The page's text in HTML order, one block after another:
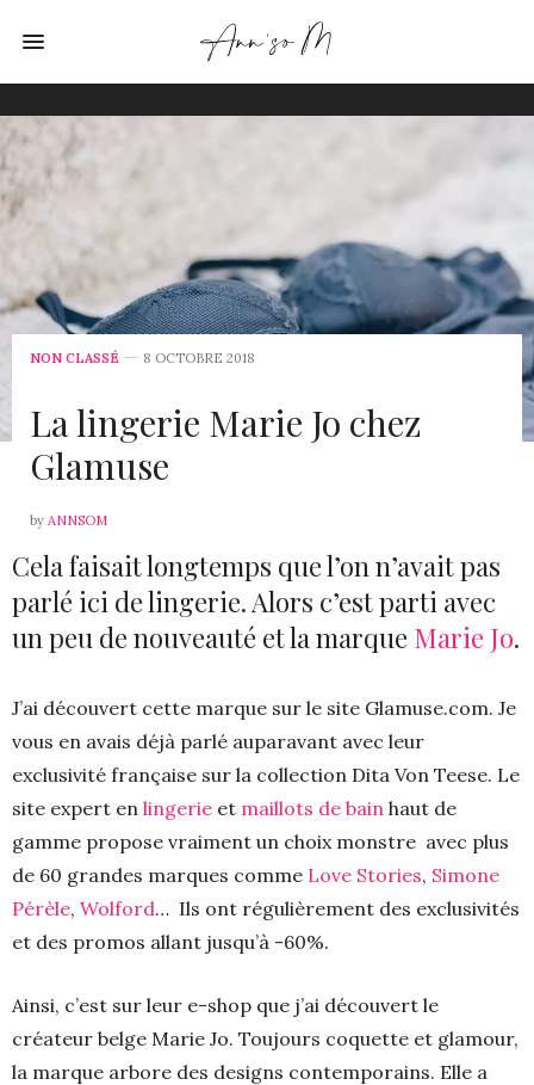
NON CLASSÉ 8 OCTOBRE 2018
La lingerie Marie Jo chez
Glamuse
by ANNSOM
Cela faisait longtemps que l’on n’avait pas
parlé ici de lingerie. Alors c’est parti avec
un peu de nouveauté et la marque Marie Jo.
J’ai découvert cette marque sur le site Glamuse.com. Je
vous en avais déjà parlé auparavant avec leur
exclusivité française sur la collection Dita Von Teese. Le
site expert en lingerie et maillots de bain haut de
gamme propose vraiment un choix monstre avec plus
de 60 grandes marques comme Love Stories, Simone
Pérèle, Wolford… Ils ont régulièrement des exclusivités
et des promos allant jusqu’à -60%.
Ainsi, c’est sur leur e-shop que j’ai découvert le
créateur belge Marie Jo. Toujours coquette et glamour,
la marque arbore des designs contemporains. Elle a